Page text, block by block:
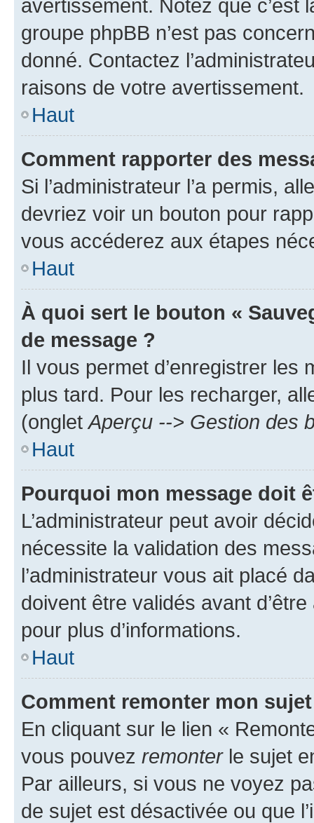
avertissement. Notez que c’est
groupe phpBB n’est pas
donné. Contactez
raisons de votre avertissement.
Haut
Comment rapporter des
Si l’administrateur l’a permis,
devriez voir un bouton pour
vous accéderez aux étapes
Haut
À quoi sert le bouton «
de message ?
Il vous permet d’enregistrer
plus tard. Pour les recharger,
(onglet Aperçu --> Gestion des
Haut
Pourquoi mon message doit
L’administrateur peut avoir
nécessite la validation des
l’administrateur vous ait placé
doivent être validés avant
pour plus d’informations.
Haut
Comment remonter mon
En cliquant sur le lien «
vous pouvez remonterle sujet
Par ailleurs, si vous ne voyez
de sujet est désactivée ou que